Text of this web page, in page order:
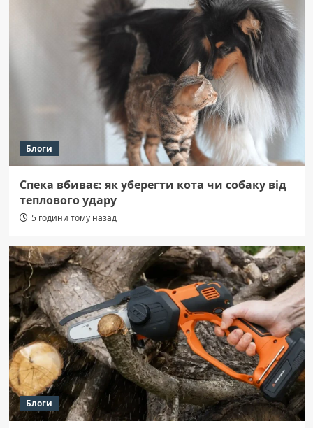
Блоги
Спека вбиває: як уберегти кота чи собаку від
теплового удару
5 години тому назад
Блоги